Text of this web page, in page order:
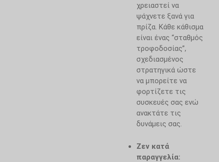
χρειαστεί να
ψάχνετε ξανά για
πρίζα. Κάθε κάθισμα
είναι ένας “σταθμός
τροφοδοσίας”,
σχεδιασμένος
στρατηγικά ώστε
να μπορείτε να
φορτίζετε τις
συσκευές σας ενώ
ανακτάτε τις
δυνάμεις σας.
Ζεν κατά
παραγγελία: